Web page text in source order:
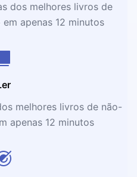
dos melhores livros de
apenas 12 minutos
melhores livros de não-
apenas 12 minutos